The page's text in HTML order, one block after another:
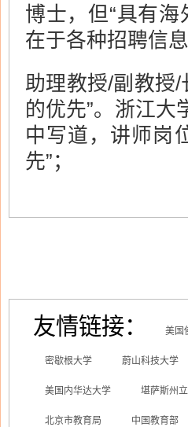
博士，但“具有
在于各种招聘信
助理教授/副教授
的优先”。浙江大
中写道，讲师岗
先”；
友情链接： 美国
密歇根大学 蔚山科技大学
美国内华达大学 堪萨斯州
北京市教育局 中国教育部